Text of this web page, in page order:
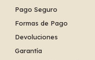
Pago Seguro
Formas de Pago
Devoluciones
Garantía